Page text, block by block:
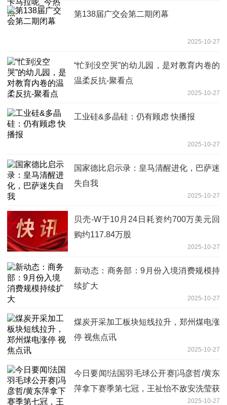
第138届广交会第二期闭幕
2025-10-27
“忙到没空哭”的幼儿园，是对教育内卷的
温柔反抗-聚看点
2025-10-27
工业硅&多晶硅：仍有顾虑 快播报
2025-10-27
国家德比启示录：皇马清醒进化，巴萨迷
失自我
2025-10-27
贝壳-W于10月24日耗资约700万美元回
购约117.84万股
2025-10-27
新动态：商务部：9月份入境消费规模持
续扩大
2025-10-27
煤炭开采加工板块短线拉升，郑州煤电涨
停 视焦点讯
2025-10-27
今日要闻!法国羽毛球公开赛|冯彦哲/黄东
萍拿下赛季第七冠，王祉怡不敌安洗莹获
2025-10-27